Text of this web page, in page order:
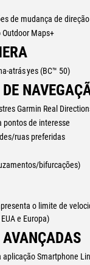
de mudança de direção
Maps+
atrásyes (BC™ 50)
Garmin Real
pontos de interesse
ruas preferidas
bifurcações)
o limite de
e Europa)
Smartphone